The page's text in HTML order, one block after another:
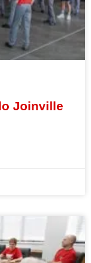
Joinville